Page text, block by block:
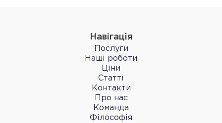
Навігація
Послуги
Наші роботи
Ціни
Статті
Контакти
Про нас
Команда
Філософія